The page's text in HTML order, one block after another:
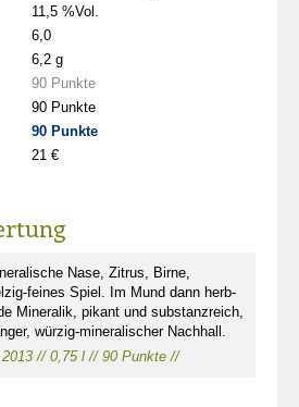
11,5 %Vol.
6,0
6,2 g
90 Punkte
90 Punkte
90 Punkte
21 €
Nase, Zitrus, Birne,
feines Spiel. Im Mund dann herb-
Mineralik, pikant und substanzreich,
würzig-mineralischer Nachhall.
// 0,75 l // 90 Punkte //